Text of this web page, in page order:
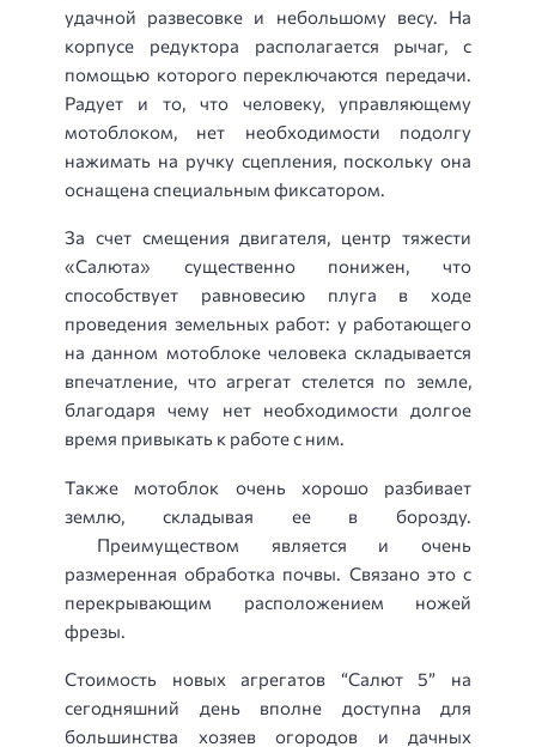
удачной развесовке и небольшому весу. На
корпусе редуктора располагается рычаг, с
помощью которого переключаются передачи.
Радует и то, что человеку, управляющему
мотоблоком, нет необходимости подолгу
нажимать на ручку сцепления, поскольку она
оснащена специальным фиксатором.
За счет смещения двигателя, центр тяжести
«Салюта» существенно понижен, что
способствует равновесию плуга в ходе
проведения земельных работ: у работающего
на данном мотоблоке человека складывается
впечатление, что агрегат стелется по земле,
благодаря чему нет необходимости долгое
время привыкать к работе с ним.
Также мотоблок очень хорошо разбивает
землю, складывая ее в борозду.
Преимуществом является и очень
размеренная обработка почвы. Связано это с
перекрывающим расположением ножей
фрезы.
Стоимость новых агрегатов “Салют 5” на
сегодняшний день вполне доступна для
большинства хозяев огородов и дачных